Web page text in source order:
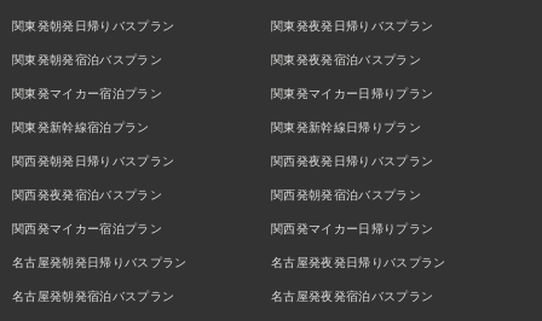
関東発朝発日帰りバスプラン 関東発夜発日帰りバスプラン
関東発朝発宿泊バスプラン 関東発夜発宿泊バスプラン
関東発マイカー宿泊プラン 関東発マイカー日帰りプラン
関東発新幹線宿泊プラン 関東発新幹線日帰りプラン
関西発朝発日帰りバスプラン 関西発夜発日帰りバスプラン
関西発夜発宿泊バスプラン 関西発朝発宿泊バスプラン
関西発マイカー宿泊プラン 関西発マイカー日帰りプラン
名古屋発朝発日帰りバスプラン 名古屋発夜発日帰りバスプラン
名古屋発朝発宿泊バスプラン 名古屋発夜発宿泊バスプラン